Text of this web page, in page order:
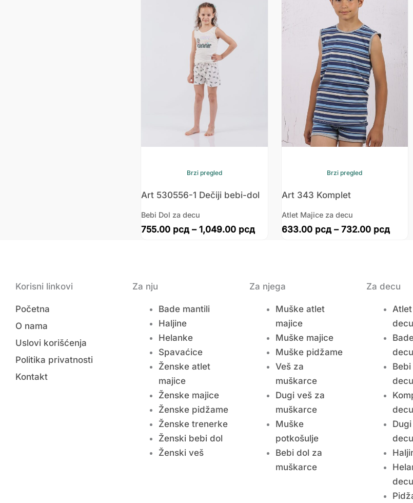
Brzi pregled
Art 530556-1 Dečiji bebi-dol
Bebi Dol za decu
755.00 рсд – 1,049.00 рсд
755.00 рсд
Brzi pregled
Art 343 Komplet
Atlet Majice za decu
633.00 рсд – 732.00 рсд
Korisni linkovi
Početna
O nama
Uslovi korišćenja
Politika privatnosti
Kontakt
Za nju
Bade mantili
Haljine
Helanke
Spavaćice
Ženske atlet
majice
Ženske majice
Ženske pidžame
Ženske trenerke
Ženski bebi dol
Ženski veš
Za njega
Muške atlet
majice
Muške majice
Muške pidžame
Veš za
muškarce
Dugi veš za
muškarce
Muške
potkošulje
Bebi dol za
muškarce
Za decu
decu
decu
decu
decu
decu
decu